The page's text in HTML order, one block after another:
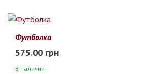
Футболка
575.00 грн
В наличии